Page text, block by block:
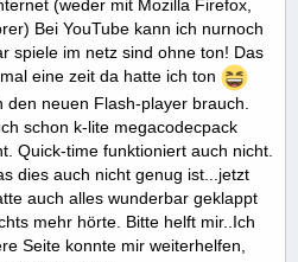
(weder mit Mozilla Firefox,
Bei YouTube kann ich nurnoch
spiele im netz sind ohne ton! Das
eine zeit da hatte ich ton
neuen Flash-player brauch.
schon k-lite megacodecpack
Quick-time funktioniert auch nicht.
dies auch nicht genug ist...jetzt
auch alles wunderbar geklappt
mehr hörte. Bitte helft mir..Ich
Seite konnte mir weiterhelfen,